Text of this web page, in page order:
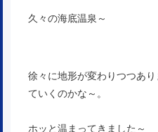
久々の海底温泉～
徐々に地形が変わりつつあ
ていくのかな～。
ホッと温まってきました～